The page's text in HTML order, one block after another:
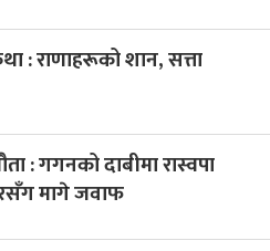
: राणाहरूको शान, सत्ता
: गगनको दाबीमा रास्वपा
मागे जवाफ